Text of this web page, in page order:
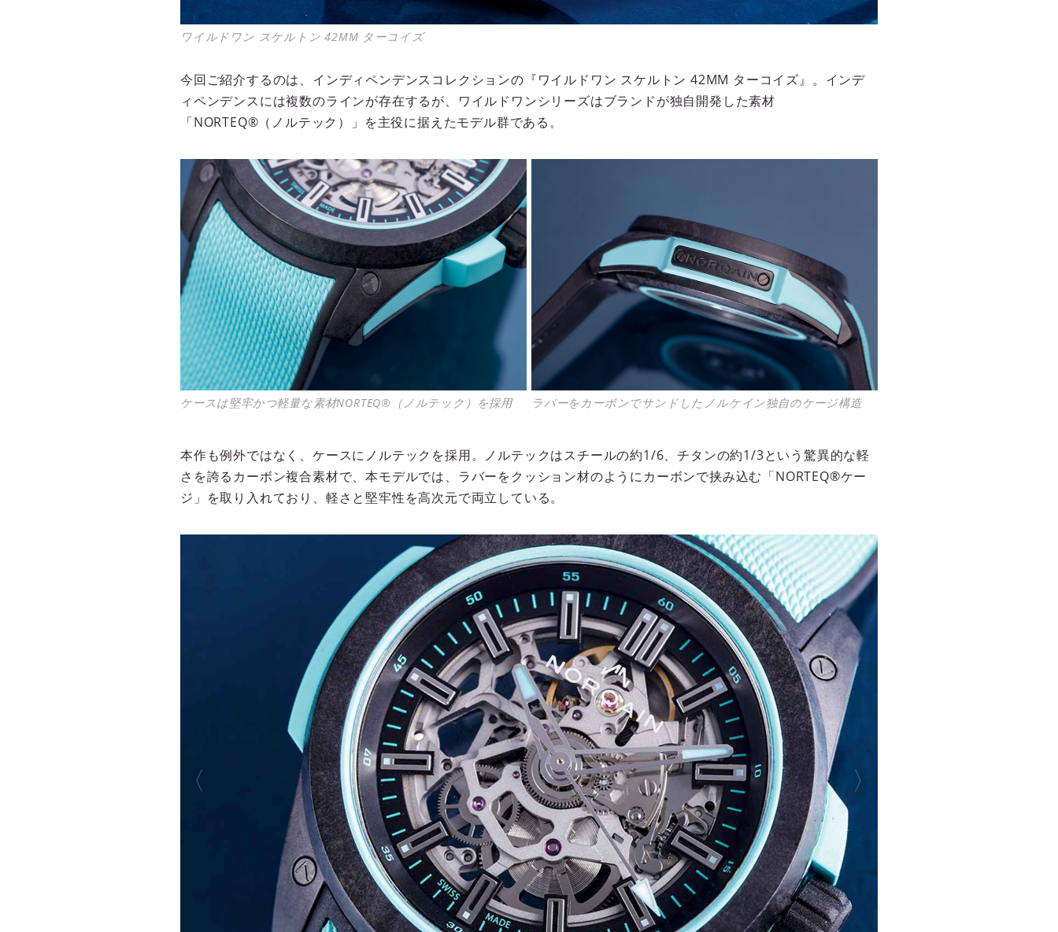
ワイルドワン スケルトン 42MM ターコイズ
今回ご紹介するのは、インディペンデンスコレクションの『ワイルドワン スケルトン 42MM ターコイズ』。インデ
ィペンデンスには複数のラインが存在するが、ワイルドワンシリーズはブランドが独自開発した素材
「NORTEQ®（ノルテック）」を主役に据えたモデル群である。
ケースは堅牢かつ軽量な素材NORTEQ®（ノルテック）を採用 ラバーをカーボンでサンドしたノルケイン独自のケージ構造
本作も例外ではなく、ケースにノルテックを採用。ノルテックはスチールの約1/6、チタンの約1/3という驚異的な軽
さを誇るカーボン複合素材で、本モデルでは、ラバーをクッション材のようにカーボンで挟み込む「NORTEQ®ケー
ジ」を取り入れており、軽さと堅牢性を高次元で両立している。